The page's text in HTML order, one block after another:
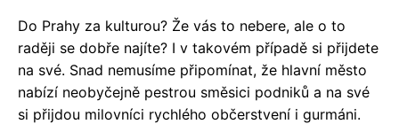
Do Prahy za kulturou? Že vás to nebere, ale o to
raději se dobře najíte? I v takovém případě si přijdete
na své. Snad nemusíme připomínat, že hlavní město
nabízí neobyčejně pestrou směsici podniků a na své
si přijdou milovníci rychlého občerstvení i gurmáni.